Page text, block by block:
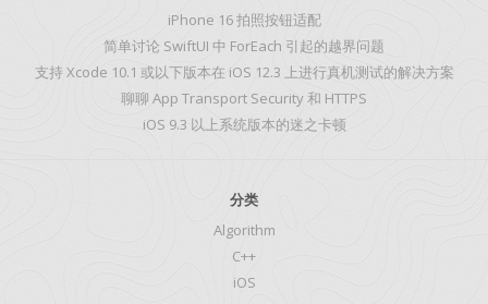
iPhone 16 拍照按钮适配
简单讨论 SwiftUI 中 ForEach 引起的越界问题
支持 Xcode 10.1 或以下版本在 iOS 12.3 上进行真机测试的解决方案
聊聊 App Transport Security 和 HTTPS
iOS 9.3 以上系统版本的迷之卡顿
分类
Algorithm
C++
iOS